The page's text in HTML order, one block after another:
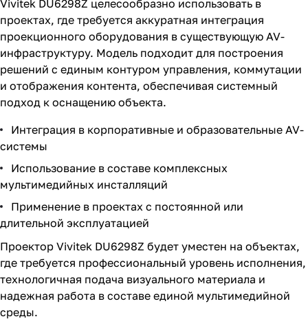
Vivitek DU6298Z целесообразно использовать в
проектах, где требуется аккуратная интеграция
проекционного оборудования в существующую AV-
инфраструктуру. Модель подходит для построения
решений с единым контуром управления, коммутации
и отображения контента, обеспечивая системный
подход к оснащению объекта.
Интеграция в корпоративные и образовательные AV-
системы
Использование в составе комплексных
мультимедийных инсталляций
Применение в проектах с постоянной или
длительной эксплуатацией
Проектор Vivitek DU6298Z будет уместен на объектах,
где требуется профессиональный уровень исполнения,
технологичная подача визуального материала и
надежная работа в составе единой мультимедийной
среды.